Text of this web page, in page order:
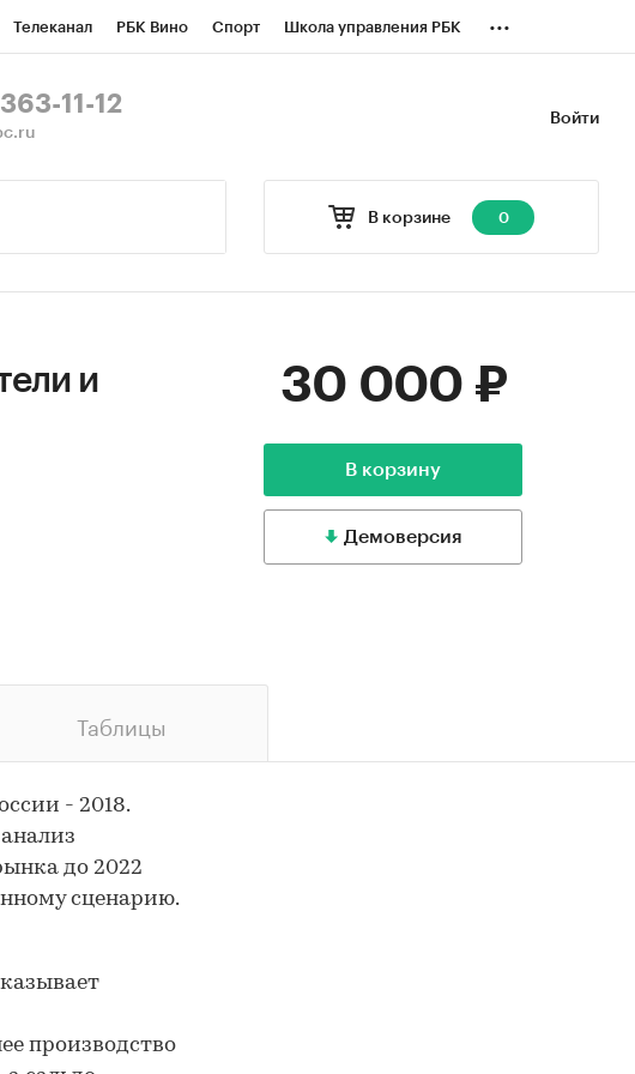
Телеканал РБК Вино Спорт Школа управления РБК ...
Войти
11-12
В корзине 0
и
30 000 ₽
В корзину
Демоверсия
Таблицы
- 2018.
до 2022
сценарию.
производство